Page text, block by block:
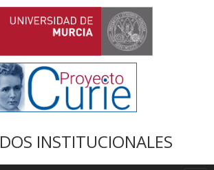
INSTITUCIONALES